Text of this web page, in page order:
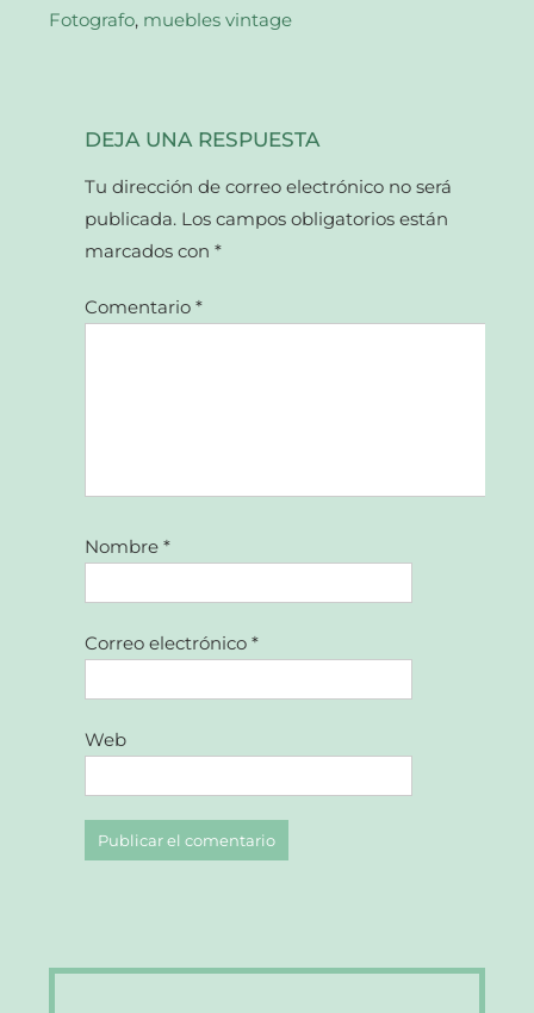
Fotografo, muebles vintage
DEJA UNA RESPUESTA
Tu dirección de correo electrónico no será
publicada. Los campos obligatorios están
marcados con*
Comentario*
Nombre*
Correo electrónico*
Web